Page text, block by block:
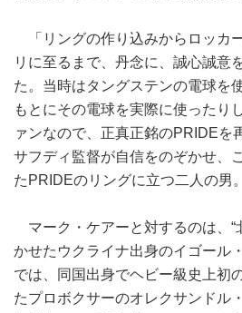
「リングの作り込みからロッカ
リに至るまで、丹念に、誠心誠意
た。当時はタングステンの電球を
もとにその電球を実際に使ったり
ァンなので、正真正銘のPRIDEを
サフディ監督が自信をのぞかせ、
たPRIDEのリングに立つ二人の男。
マーク・ケアーと対するのは、“
かせたウクライナ出身のイゴール
では、同国出身でヘビー級史上初
たプロボクサーのオレクサンドル